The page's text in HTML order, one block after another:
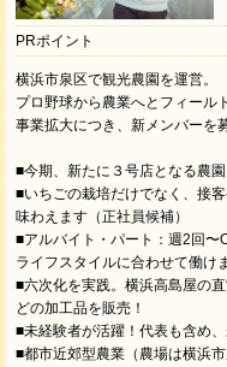
PRポイント
横浜市泉区で観光農園を運営。
プロ野球から農業へとフィール
事業拡大につき、新メンバーを
■今期、新たに３号店となる農園
■いちごの栽培だけでなく、接
味わえます（正社員候補）
■アルバイト・パート：週2回〜
ライフスタイルに合わせて働け
■六次化を実践。横浜高島屋の
どの加工品を販売！
■未経験者が活躍！代表も含め
■都市近郊型農業（農場は横浜市